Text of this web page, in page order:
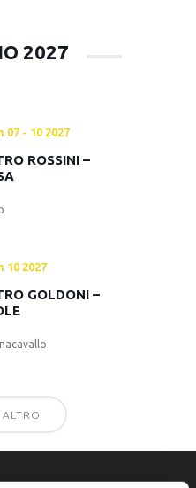
2027
07 - 10 2027
ROSSINI –
10 2027
GOLDONI –